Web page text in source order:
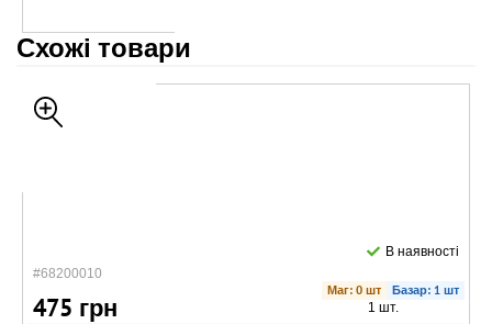
Схожі товари
#68200010
В наявності
Маг: 0 шт Базар: 1 шт
475 грн 1 шт.